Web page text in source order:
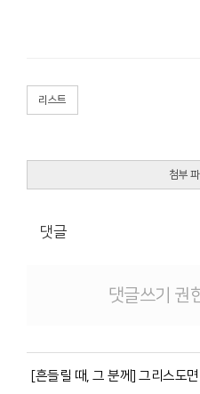
리스트
첨부 파
댓글
댓글쓰기 권
[흔들릴 때, 그 분께] 그리스도